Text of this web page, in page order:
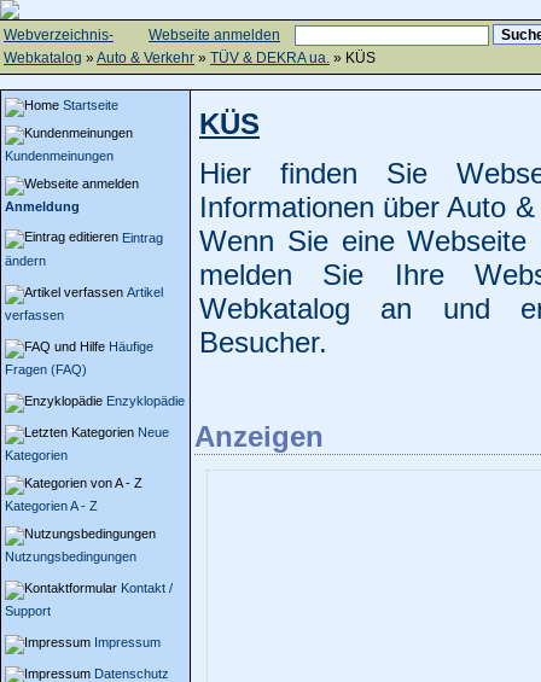
Webseite anmelden
Webverzeichnis-
Webkatalog »Auto & Verkehr » TÜV & DEKRA ua. » KÜS
Startseite
Kundenmeinungen
Anmeldung
Eintrag
ändern
Artikel
verfassen
Häufige
Fragen (FAQ)
Enzyklopädie
Neue
Kategorien
Kategorien A - Z
Nutzungsbedingungen
Kontakt /
Support
Impressum
Datenschutz
KÜS
Hier finden Sie
Informationen über Auto
Wenn Sie eine
melden Sie Ihre
Webkatalog an und
Besucher.
Anzeigen